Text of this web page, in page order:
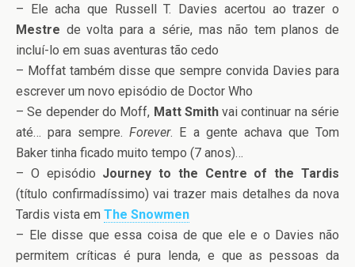
– Ele acha que Russell T. Davies acertou ao trazer o
Mestre de volta para a série, mas não tem planos de
incluí-lo em suas aventuras tão cedo
– Moffat também disse que sempre convida Davies para
escrever um novo episódio de Doctor Who
– Se depender do Moff, Matt Smithvai continuar na série
até… para sempre.Forever. E a gente achava que Tom
Baker tinha ficado muito tempo (7 anos)…
– O episódio Journey to the Centre of the Tardis
(título confirmadíssimo) vai trazer mais detalhes da nova
Tardis vista em The Snowmen
– Ele disse que essa coisa de que ele e o Davies não
permitem críticas é pura lenda, e que as pessoas da